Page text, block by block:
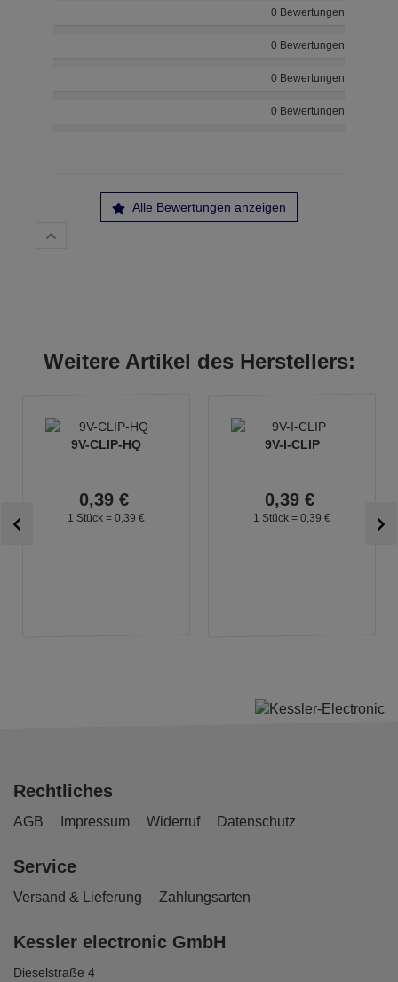
0 Bewertungen
0 Bewertungen
0 Bewertungen
0 Bewertungen
Alle Bewertungen anzeigen
Weitere Artikel des Herstellers:
9V-CLIP-HQ
0,39 €
1 Stück = 0, 39 €
9V-I-CLIP
0,39 €
1 Stück = 0, 39 €
Rechtliches
AGB Impressum Widerruf Datenschutz
Service
Versand & Lieferung Zahlungsarten
Kessler electronic GmbH
Dieselstraße 4